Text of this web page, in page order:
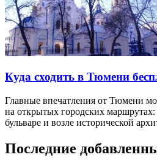
Куда сходить в Тюмени
Главные впечатления от Тюмени
на открытых городских
бульваре и возле исторической
Последние